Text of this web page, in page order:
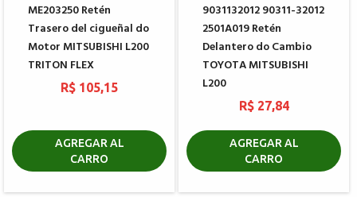
ME203250 Retén
Trasero del cigueñal do
Motor MITSUBISHI L200
TRITON FLEX
R$ 105,15
AGREGAR AL
CARRO
9031132012 90311-32012
2501A019 Retén
Delantero do Cambio
TOYOTA MITSUBISHI
L200
R$ 27,84
AGREGAR AL
CARRO